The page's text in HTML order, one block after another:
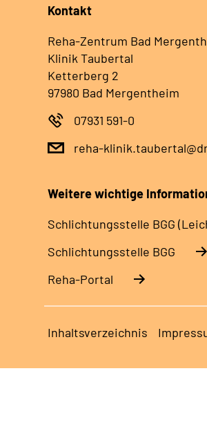
Kontakt
Reha-Zentrum Bad
Klinik Taubertal
Ketterberg 2
97980 Bad Mergentheim
07931 591-0
reha-
Weitere wichtige
Schlich­tungs­stel­le BGG
Schlich­tungs­stel­le BGG
Reha-Portal
Inhaltsverzeichnis